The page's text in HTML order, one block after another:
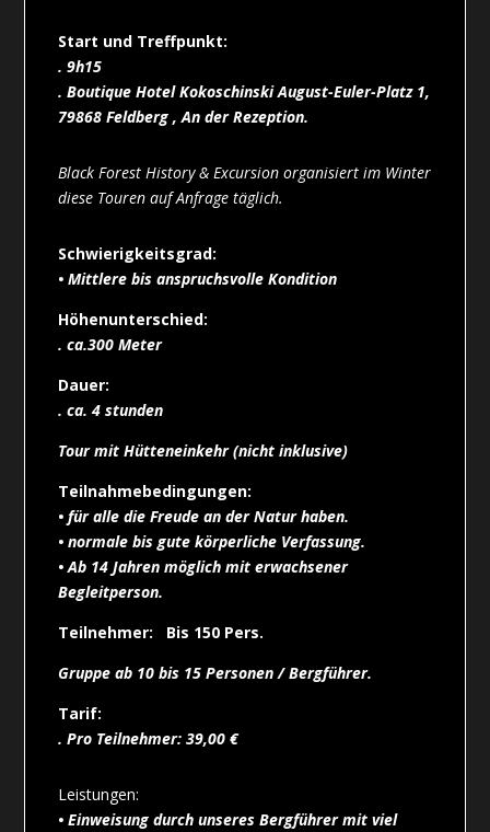
Start und Treffpunkt:
. 9h15
. Boutique Hotel Kokoschinski August-Euler-Platz 1,
79868 Feldberg , An der Rezeption.
Black Forest History & Excursion organisiert im Winter
diese Touren auf Anfrage täglich.
Schwierigkeitsgrad:
• Mittlere bis anspruchsvolle Kondition
Höhenunterschied:
. ca.300 Meter
Dauer:
. ca. 4 stunden
Tour mit Hütteneinkehr (nicht inklusive)
Teilnahmebedingungen:
• für alle die Freude an der Natur haben.
• normale bis gute körperliche Verfassung.
• Ab 14 Jahren möglich mit erwachsener
Begleitperson.
Teilnehmer:
Bis 150 Pers.
Gruppe ab 10 bis 15 Personen / Bergführer.
Tarif:
. Pro Teilnehmer: 39,00 €
Leistungen:
• Einweisung durch unseres Bergführer mit viel